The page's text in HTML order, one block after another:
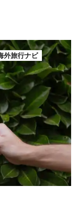
外旅行ナビ